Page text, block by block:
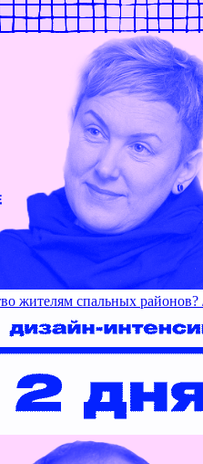
ANYA ZHYOLUD’S WORKS
жителям спальных